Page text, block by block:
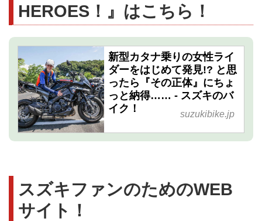
HEROES！』はこちら！
新型カタナ乗りの女性ライ
ダーをはじめて発見!? と思
ったら『その正体』にちょ
っと納得…… - スズキのバ
イク！
suzukibike.jp
スズキファンのためのWEB
サイト！